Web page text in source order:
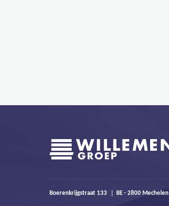
Boerenkrijgstraat 133 BE - 2800 Mechelen